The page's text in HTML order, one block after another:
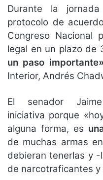
Durante la
protocolo de
Congreso Nacional
legal en un plazo de
un paso importante»
Interior, Andrés
El senador
iniciativa porque
alguna forma, es
de muchas armas
debieran tenerlas y
de narcotraficantes y